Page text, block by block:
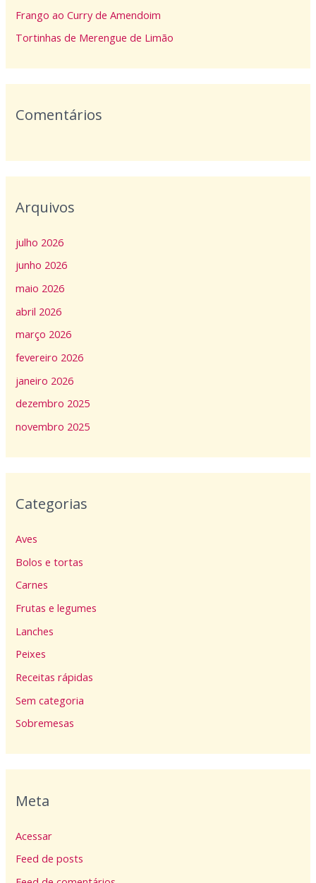
p
o
Frango ao Curry de Amendoim
Tortinhas de Merengue de Limão
Comentários
Arquivos
julho 2026
junho 2026
maio 2026
abril 2026
março 2026
fevereiro 2026
janeiro 2026
dezembro 2025
novembro 2025
Categorias
Aves
Bolos e tortas
Carnes
Frutas e legumes
Lanches
Peixes
Receitas rápidas
Sem categoria
Sobremesas
Meta
Acessar
Feed de posts